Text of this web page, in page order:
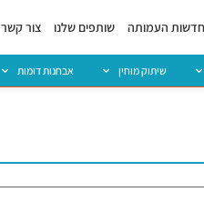
חדשות העמותה שותפים שלנו צור קשר
שיתוק מוחין אבחנות דומות